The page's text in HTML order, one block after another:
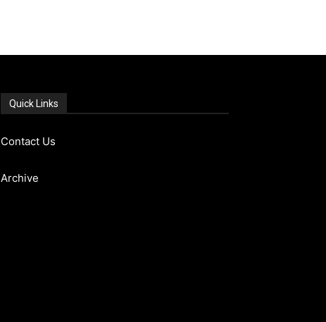
Quick Links
Contact Us
Archive